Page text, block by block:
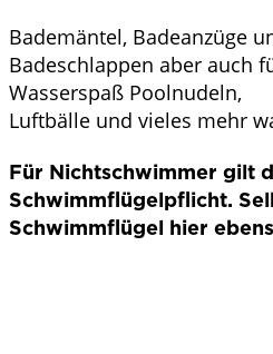
Bademäntel, Badeanzüge
Badeschlappen aber auch
Wasserspaß Poolnudeln,
Luftbälle und vieles mehr
Für Nichtschwimmer gilt
Schwimmflügelpflicht.
Schwimmflügel hier